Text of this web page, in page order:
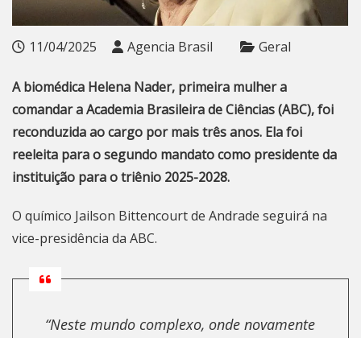
11/04/2025 Agencia Brasil Geral
A biomédica Helena Nader, primeira mulher a
comandar a Academia Brasileira de Ciências (ABC), foi
reconduzida ao cargo por mais três anos. Ela foi
reeleita para o segundo mandato como presidente da
instituição para o triênio 2025-2028.
O químico Jailson Bittencourt de Andrade seguirá na
vice-presidência da ABC.
“Neste mundo complexo, onde novamente